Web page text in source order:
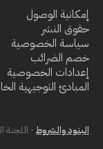
إمكانية الوصول
حقوق النشر
سياسة الخصوصية
خصم الضرائب
إعدادات الخصوصية
المبادئ التوجيهية
البنود والشروط - اللجنة